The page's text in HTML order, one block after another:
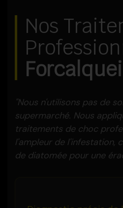
Nos
"Nous n'utilisons pas de
supermarché. Nous
traitements de choc
l'ampleur de l'infestation,
de diatomée pour une